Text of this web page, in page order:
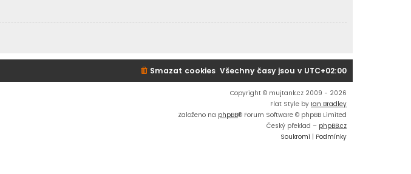
Všechny časy jsou v UTC+02:00
Smazat cookies
Copyright © mujtank.cz 2009 - 2026
Flat Style by Ian Bradley
Založeno na phpBB® Forum Software © phpBB Limited
Český překlad – phpBB.cz
Soukromí | Podmínky